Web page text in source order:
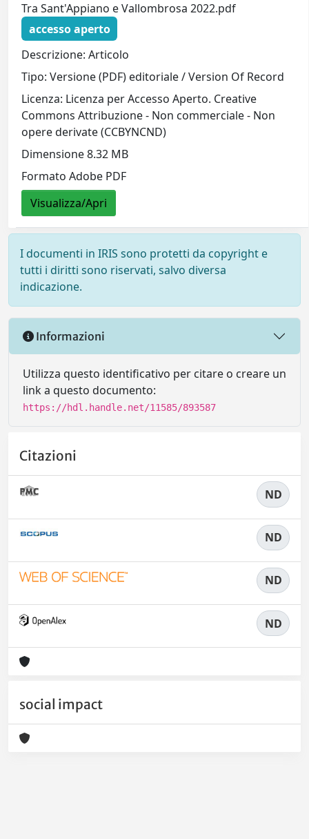
Tra Sant'Appiano e Vallombrosa 2022.pdf
accesso aperto
Descrizione: Articolo
Tipo: Versione (PDF) editoriale / Version Of Record
Licenza: Licenza per Accesso Aperto. Creative
Commons Attribuzione - Non commerciale - Non
opere derivate (CCBYNCND)
Dimensione 8.32 MB
Formato Adobe PDF
Visualizza/Apri
I documenti in IRIS sono protetti da copyright e
tutti i diritti sono riservati, salvo diversa
indicazione.
Informazioni
Utilizza questo identificativo per citare o creare un
link a questo documento:
https://hdl.handle.net/11585/893587
Citazioni
ND
ND
ND
ND
social impact